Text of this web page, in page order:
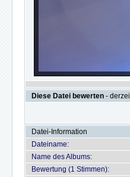
Diese Datei bewerten -
Datei-Information
Dateiname:
Name des Albums:
Bewertung (1 Stimmen):